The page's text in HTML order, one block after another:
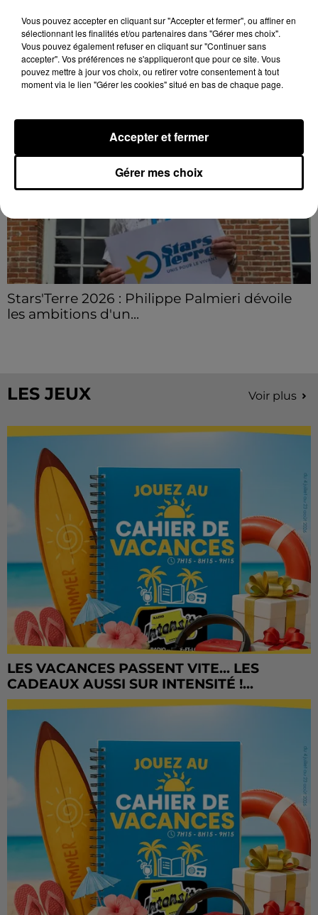
Des personnes malveillantes tentent de voler vos
informations personnelles.
LE GRAND FORMAT Voir plus
Stars'Terre 2026 : Philippe Palmieri dévoile
les ambitions d'un...
LES JEUX Voir plus
LES VACANCES PASSENT VITE... LES
CADEAUX AUSSI SUR INTENSITÉ !...
Vous pouvez accepter en cliquant sur "Accepter et fermer", ou affiner en
sélectionnant les finalités et/ou partenaires dans "Gérer mes choix".
Vous pouvez également refuser en cliquant sur "Continuer sans
accepter". Vos préférences ne s'appliqueront que pour ce site. Vous
pouvez mettre à jour vos choix, ou retirer votre consentement à tout
moment via le lien "Gérer les cookies" situé en bas de chaque page.
Gérer mes choix
Accepter et fermer